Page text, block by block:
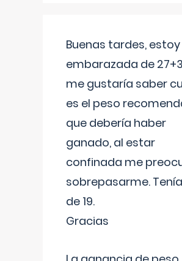
Buenas tardes, estoy
embarazada de
me gustaría saber
es el peso
que debería haber
ganado, al estar
confinada me
sobrepasarme.
de 19.
Gracias